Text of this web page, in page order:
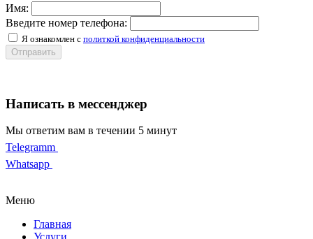
Имя:
Введите номер телефона:
Я ознакомлен с политкой конфиденциальности
Отправить
Написать в мессенджер
Мы ответим вам в течении 5 минут
Telegramm
Whatsapp
Меню
Главная